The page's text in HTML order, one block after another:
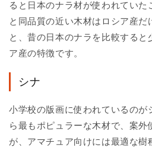
ると日本のナラ材が使われてい
と同品質の近い木材はロシア産だ
と、昔の日本のナラを比較する
ア産の特徴です。
シナ
小学校の版画に使われているの
ら最もポピュラーな木材で、案
が、アマチュア向けには最適な